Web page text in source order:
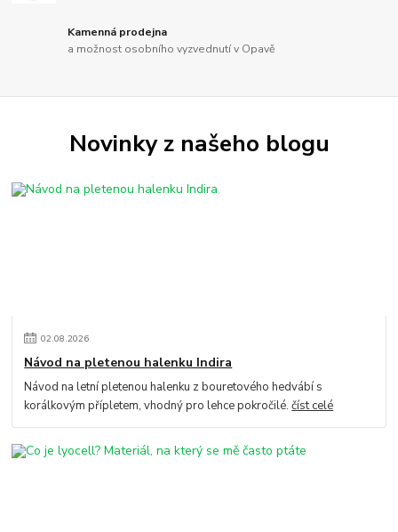
Kamenná prodejna
a možnost osobního vyzvednutí v Opavě
Novinky z našeho blogu
02.08.2026
Návod na pletenou halenku Indira
Návod na letní pletenou halenku z bouretového hedvábí s
korálkovým přípletem, vhodný pro lehce pokročilé.číst celé